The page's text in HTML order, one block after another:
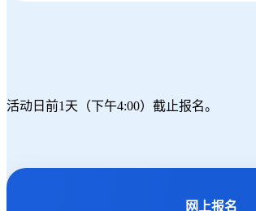
活动日前1天（下午4:00）截止报名。
网上报名